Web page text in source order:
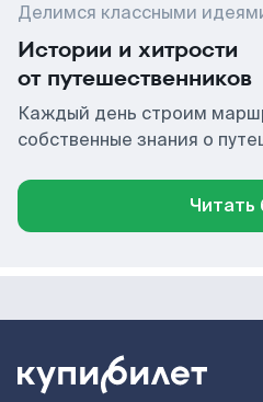
Делимся классными
Истории и хитрости
от путешественников
Каждый день строим
собственные знания о
Читать